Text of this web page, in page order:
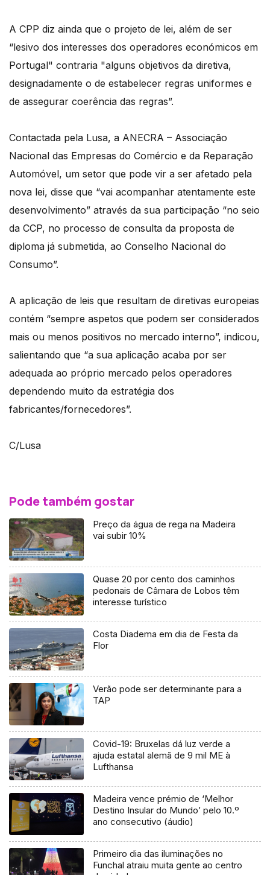
A CPP diz ainda que o projeto de lei, além de ser
“lesivo dos interesses dos operadores económicos em
Portugal" contraria "alguns objetivos da diretiva,
designadamente o de estabelecer regras uniformes e
de assegurar coerência das regras”.
Contactada pela Lusa, a ANECRA – Associação
Nacional das Empresas do Comércio e da Reparação
Automóvel, um setor que pode vir a ser afetado pela
nova lei, disse que “vai acompanhar atentamente este
desenvolvimento” através da sua participação “no seio
da CCP, no processo de consulta da proposta de
diploma já submetida, ao Conselho Nacional do
Consumo”.
A aplicação de leis que resultam de diretivas europeias
contém “sempre aspetos que podem ser considerados
mais ou menos positivos no mercado interno”, indicou,
salientando que “a sua aplicação acaba por ser
adequada ao próprio mercado pelos operadores
dependendo muito da estratégia dos
fabricantes/fornecedores”.
C/Lusa
Pode também gostar
Preço da água de rega na Madeira
vai subir 10%
Quase 20 por cento dos caminhos
pedonais de Câmara de Lobos têm
interesse turístico
Costa Diadema em dia de Festa da
Flor
Verão pode ser determinante para a
TAP
Covid-19: Bruxelas dá luz verde a
ajuda estatal alemã de 9 mil ME à
Lufthansa
Madeira vence prémio de ‘Melhor
Destino Insular do Mundo’ pelo 10.º
ano consecutivo (áudio)
Primeiro dia das iluminações no
Funchal atraiu muita gente ao centro